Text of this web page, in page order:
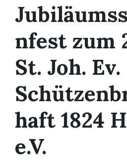
nfest zum
St. Joh. Ev.
haft 1824
e.V.